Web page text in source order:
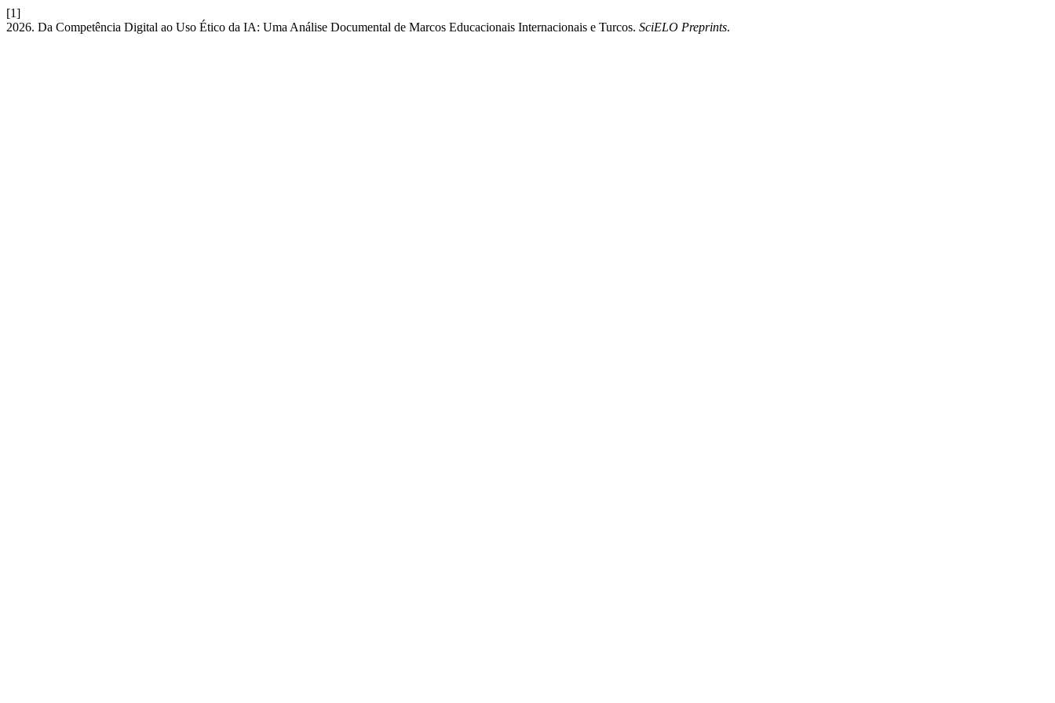
[1]
2026. Da Competência Digital ao Uso Ético da IA: Uma Análise Documental de Marcos Educacionais Internacionais e Turcos. SciELO Preprints.